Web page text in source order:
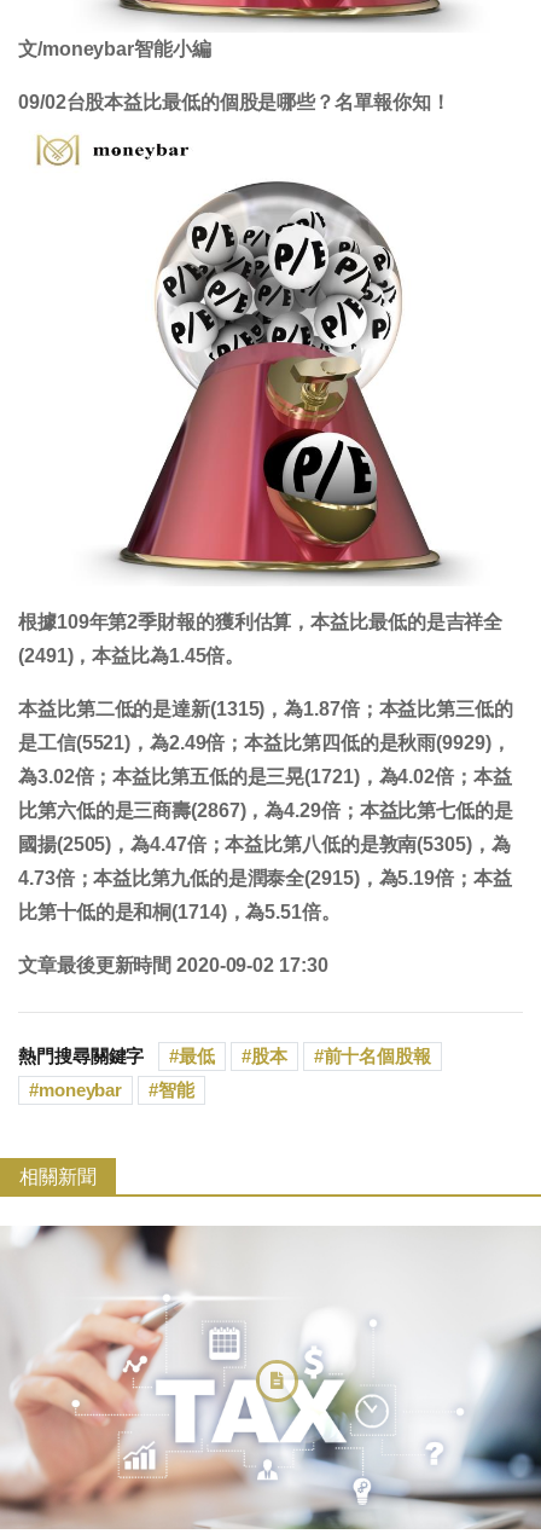
文/moneybar智能小編
09/02台股本益比最低的個股是哪些？名單報你知！
根據109年第2季財報的獲利估算，本益比最低的是吉祥全
(2491)，本益比為1.45倍。
本益比第二低的是達新(1315)，為1.87倍；本益比第三低的
是工信(5521)，為2.49倍；本益比第四低的是秋雨(9929)，
為3.02倍；本益比第五低的是三晃(1721)，為4.02倍；本益
比第六低的是三商壽(2867)，為4.29倍；本益比第七低的是
國揚(2505)，為4.47倍；本益比第八低的是敦南(5305)，為
4.73倍；本益比第九低的是潤泰全(2915)，為5.19倍；本益
比第十低的是和桐(1714)，為5.51倍。
文章最後更新時間 2020-09-02 17:30
熱門搜尋關鍵字 最低 股本
前十名個股報
moneybar
智能
相關新聞